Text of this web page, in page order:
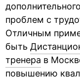
проблем с
Отличным
быть
тренера в
повышению